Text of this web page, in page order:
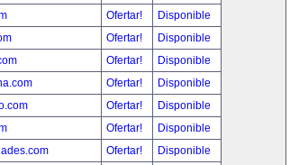
Ofertar!
Disponible
Ofertar!
Disponible
Ofertar!
Disponible
Ofertar!
Disponible
Ofertar!
Disponible
Ofertar!
Disponible
Ofertar!
Disponible